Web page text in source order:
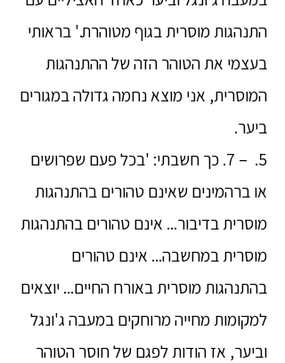
התנהגות מוסרית בגוף מטוהרת.' בראותי
בעצמי את הטוהר הזה של ההתנהגות
המוסרית, אני מוצא נחמה גדולה במגורים
ביער.
5. – 7. כך חשבתי: 'בכל פעם שפרושים
או ברהמינים שאינם טהורים בהתנהגות
מוסרית בדיבור... אינם טהורים בהתנהגות
מוסרית במחשבה... אינם טהורים
בהתנהגות מוסרית באורח החיים... יוצאים
למקומות מחייה מרוחקים במעבה ג'ונגל
וביער, אז הודות לפגם של חוסר הטוהר